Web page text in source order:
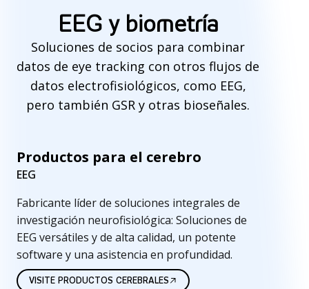
m
EEG y biometría
Soluciones de socios para combinar
datos de eye tracking con otros flujos de
datos electrofisiológicos, como EEG,
pero también GSR y otras bioseñales.
Productos para el cerebro
EEG
Fabricante líder de soluciones integrales de
investigación neurofisiológica: Soluciones de
EEG versátiles y de alta calidad, un potente
software y una asistencia en profundidad.
VISITE PRODUCTOS CEREBRALES